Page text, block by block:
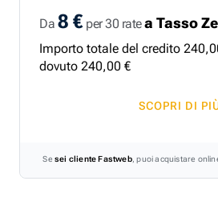
Da 8 €per 30 ratea Tasso
Importo totale del credito 240,
dovuto 240,00 €
SCOPRI DI
Sesei cliente Fastweb, puoi acquistare